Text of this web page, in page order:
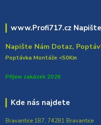
www.Profi717.cz
Napište Nám Dotaz,
Poptávka Montáže <50Km
Přijem zakázek 2026
Kde nás najdete
Bravantice 187, 74281 Bravantice